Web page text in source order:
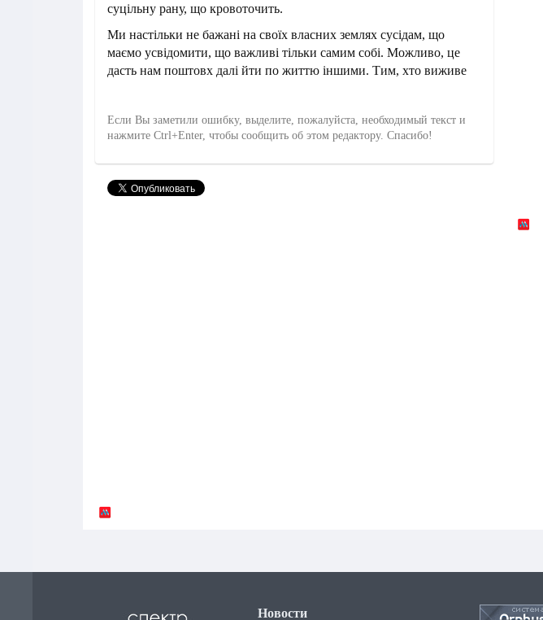
суцільну рану, що кровоточить.
Ми настільки не бажані на своїх власних землях сусідам, що
маємо усвідомити, що важливі тільки самим собі. Можливо, це
дасть нам поштовх далі йти по життю іншими. Тим, хто виживе
Если Вы заметили ошибку, выделите, пожалуйста, необходимый текст и
нажмите Ctrl+Enter, чтобы сообщить об этом редактору. Спасибо!
Новости